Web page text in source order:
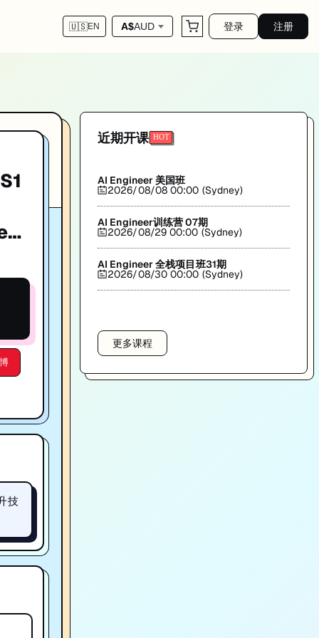
🇺🇸EN A$AUD 登录 注册
技
近期开课
AI Engineer 美国班
2026/08/08 00:00 (Sydney)
AI Engineer训练营 07期
2026/08/29 00:00 (Sydney)
AI Engineer 全栈项目班31期
2026/08/30 00:00 (Sydney)
更多课程